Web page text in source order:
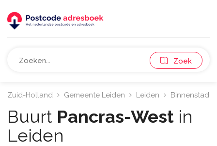
Zoek
Zuid-Holland Gemeente Leiden Leiden Binnenstad-
Buurt Pancras-West in
Leiden